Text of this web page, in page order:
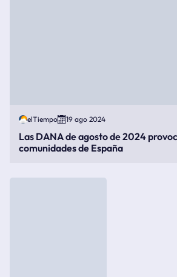
elTiempo 19 ago 2024
Las DANA de agosto de 2024
comunidades de España